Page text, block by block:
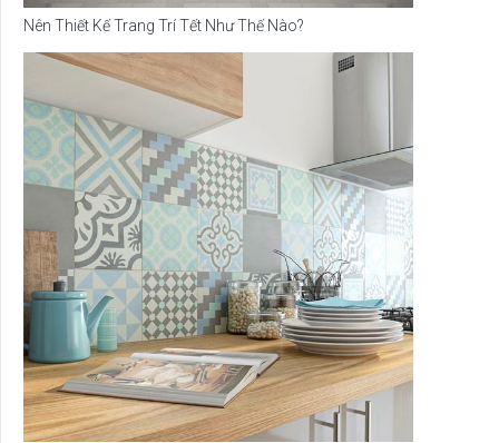
Nên Thiết Kế Trang Trí Tết Như Thế Nào?